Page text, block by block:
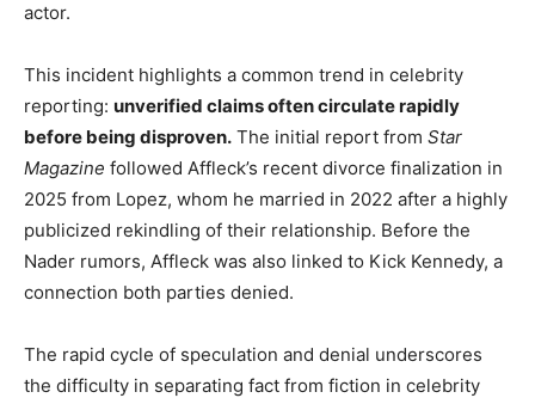
actor.
This incident highlights a common trend in celebrity
reporting: unverified claims often circulate rapidly
before being disproven. The initial report from Star
Magazine followed Affleck’s recent divorce finalization in
2025 from Lopez, whom he married in 2022 after a highly
publicized rekindling of their relationship. Before the
Nader rumors, Affleck was also linked to Kick Kennedy, a
connection both parties denied.
The rapid cycle of speculation and denial underscores
the difficulty in separating fact from fiction in celebrity